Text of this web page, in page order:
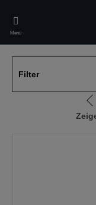
main
content
Menü
Filter